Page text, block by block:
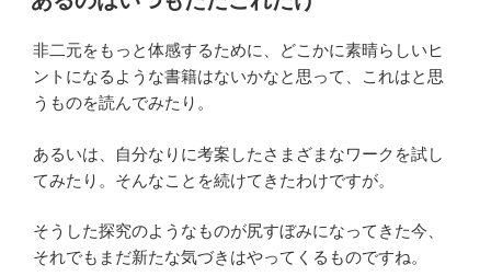
日:
非二元をもっと体感するために、どこかに素晴らしいヒ
ントになるような書籍はないかなと思って、これはと思
うものを読んでみたり。
あるいは、自分なりに考案したさまざまなワークを試し
てみたり。そんなことを続けてきたわけですが。
そうした探究のようなものが尻すぼみになってきた今、
それでもまだ新たな気づきはやってくるものですね。